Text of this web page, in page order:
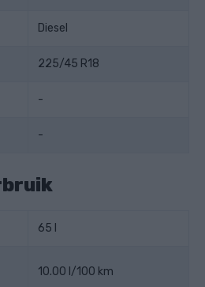
Diesel
225/45 R18
-
-
65 l
10.00 l/100 km